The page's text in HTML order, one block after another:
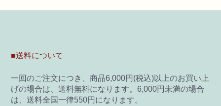
■送料について
一回のご注文につき、商品6,000円(税込)以上のお買い上
げの場合は、送料無料になります。6,000円未満の場合
は、送料全国一律550円になります。